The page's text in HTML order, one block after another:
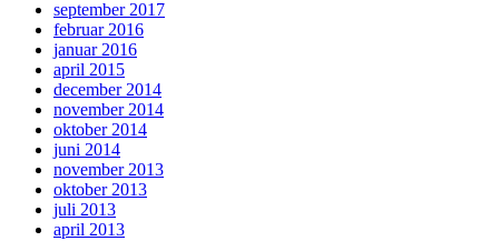
september 2017
februar 2016
januar 2016
april 2015
december 2014
november 2014
oktober 2014
juni 2014
november 2013
oktober 2013
juli 2013
april 2013